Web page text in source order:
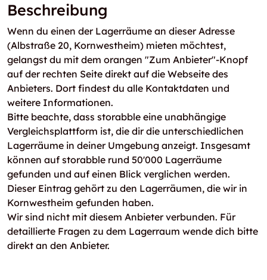
Beschreibung
Wenn du einen der Lagerräume an dieser Adresse
(Albstraße 20, Kornwestheim) mieten möchtest,
gelangst du mit dem orangen "Zum Anbieter"-Knopf
auf der rechten Seite direkt auf die Webseite des
Anbieters. Dort findest du alle Kontaktdaten und
weitere Informationen.
Bitte beachte, dass storabble eine unabhängige
Vergleichsplattform ist, die dir die unterschiedlichen
Lagerräume in deiner Umgebung anzeigt. Insgesamt
können auf storabble rund 50'000 Lagerräume
gefunden und auf einen Blick verglichen werden.
Dieser Eintrag gehört zu den Lagerräumen, die wir in
Kornwestheim gefunden haben.
Wir sind nicht mit diesem Anbieter verbunden. Für
detaillierte Fragen zu dem Lagerraum wende dich bitte
direkt an den Anbieter.